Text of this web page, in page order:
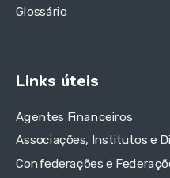
Glossário
Links úteis
Agentes Financeiros
Associações, Institutos e
Confederações e